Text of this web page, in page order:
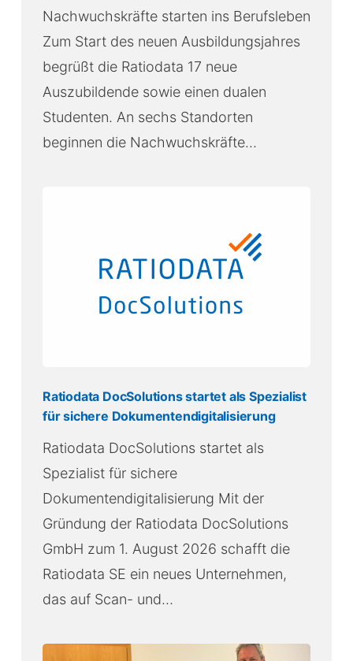
Nachwuchskräfte starten ins Berufsleben
Zum Start des neuen Ausbildungsjahres
begrüßt die Ratiodata 17 neue
Auszubildende sowie einen dualen
Studenten. An sechs Standorten
beginnen die Nachwuchskräfte…
Ratiodata DocSolutions startet als Spezialist
für sichere Dokumentendigitalisierung
Ratiodata DocSolutions startet als
Spezialist für sichere
Dokumentendigitalisierung Mit der
Gründung der Ratiodata DocSolutions
GmbH zum 1. August 2026 schafft die
Ratiodata SE ein neues Unternehmen,
das auf Scan- und…